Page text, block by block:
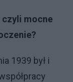
czyli mocne
1939 był i